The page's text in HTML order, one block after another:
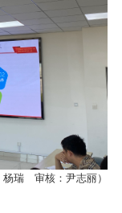
瑞 审核：尹志丽）